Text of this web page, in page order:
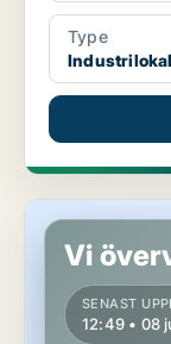
Type
Industrilokal
Industrilokal i
Vi
SENAST
12:49 • 08